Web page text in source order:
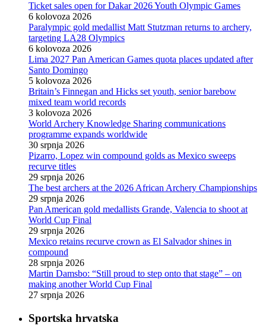
Ticket sales open for Dakar 2026 Youth Olympic Games
6 kolovoza 2026
Paralympic gold medallist Matt Stutzman returns to archery,
targeting LA28 Olympics
6 kolovoza 2026
Lima 2027 Pan American Games quota places updated after
Santo Domingo
5 kolovoza 2026
Britain’s Finnegan and Hicks set youth, senior barebow
mixed team world records
3 kolovoza 2026
World Archery Knowledge Sharing communications
programme expands worldwide
30 srpnja 2026
Pizarro, Lopez win compound golds as Mexico sweeps
recurve titles
29 srpnja 2026
The best archers at the 2026 African Archery Championships
29 srpnja 2026
Pan American gold medallists Grande, Valencia to shoot at
World Cup Final
29 srpnja 2026
Mexico retains recurve crown as El Salvador shines in
compound
28 srpnja 2026
Martin Damsbo: “Still proud to step onto that stage” – on
making another World Cup Final
27 srpnja 2026
Sportska hrvatska